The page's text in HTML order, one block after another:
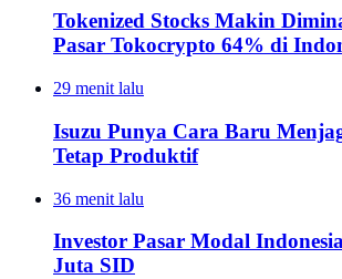
Tokenized Stocks Makin
Pasar Tokocrypto 64% di
29 menit lalu
Isuzu Punya Cara Baru
Tetap Produktif
36 menit lalu
Investor Pasar Modal
Juta SID